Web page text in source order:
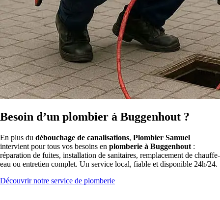
Besoin d’un plombier à Buggenhout ?
En plus du débouchage de canalisations, Plombier Samuel
intervient pour tous vos besoins en plomberie à Buggenhout :
réparation de fuites, installation de sanitaires, remplacement de chauffe-
eau ou entretien complet. Un service local, fiable et disponible 24h/24.
Découvrir notre service de plomberie